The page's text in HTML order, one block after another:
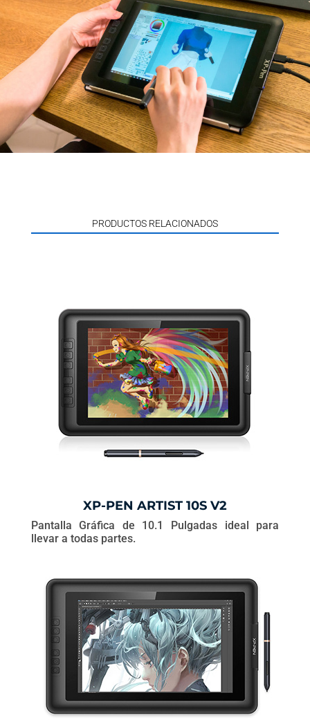
PRODUCTOS RELACIONADOS
XP-PEN ARTIST 10S V2
Pantalla Gráfica de 10.1 Pulgadas ideal para
llevar a todas partes.